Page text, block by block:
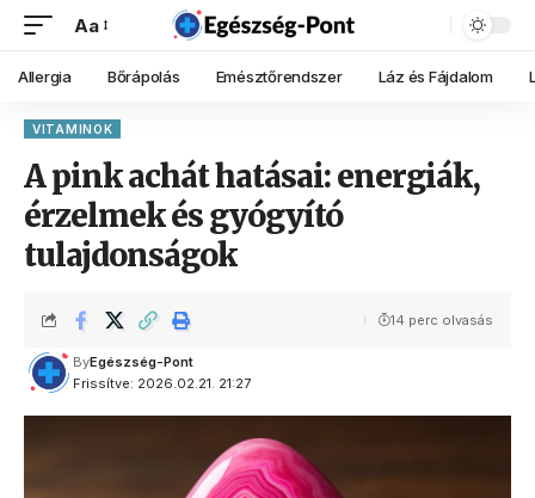
Aa
Allergia Bőrápolás Emésztőrendszer Láz és Fájdalom
VITAMINOK
A pink achát hatásai: energiák,
érzelmek és gyógyító
tulajdonságok
Frissítve: 2026.02.21. 21:27
ByEgészség-Pont
14 perc olvasás